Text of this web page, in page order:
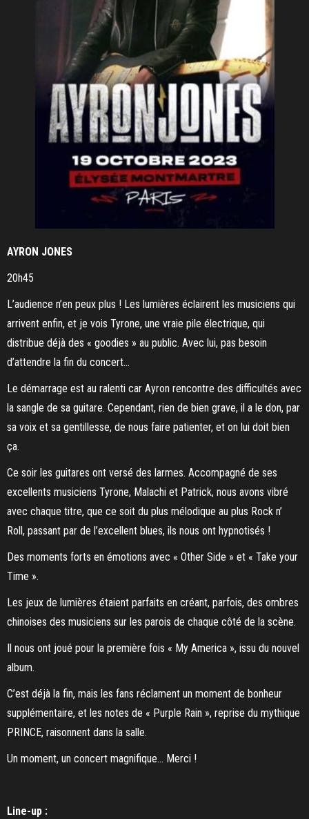
AYRON JONES
20h45
L’audience n’en peux plus ! Les lumières éclairent les musiciens qui
arrivent enfin, et je vois Tyrone, une vraie pile électrique, qui
distribue déjà des « goodies » au public. Avec lui, pas besoin
d’attendre la fin du concert…
Le démarrage est au ralenti car Ayron rencontre des difficultés avec
la sangle de sa guitare. Cependant, rien de bien grave, il a le don, par
sa voix et sa gentillesse, de nous faire patienter, et on lui doit bien
ça.
Ce soir les guitares ont versé des larmes. Accompagné de ses
excellents musiciens Tyrone, Malachi et Patrick, nous avons vibré
avec chaque titre, que ce soit du plus mélodique au plus Rock n’
Roll, passant par de l’excellent blues, ils nous ont hypnotisés !
Des moments forts en émotions avec « Other Side » et « Take your
Time ».
Les jeux de lumières étaient parfaits en créant, parfois, des ombres
chinoises des musiciens sur les parois de chaque côté de la scène.
Il nous ont joué pour la première fois « My America », issu du nouvel
album.
C’est déjà la fin, mais les fans réclament un moment de bonheur
supplémentaire, et les notes de « Purple Rain », reprise du mythique
PRINCE, raisonnent dans la salle.
Un moment, un concert magnifique… Merci !
Line-up :